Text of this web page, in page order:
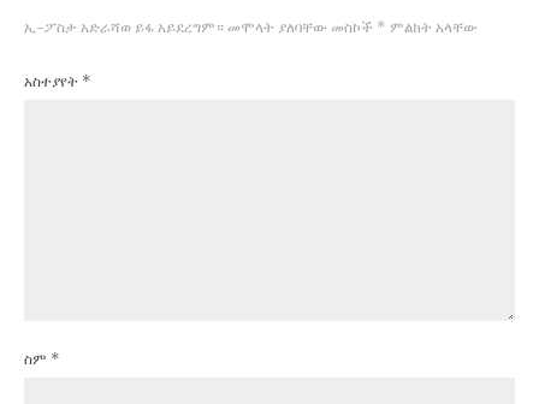
ኢ-ፖስታ አድራሻወ ይፋ አይደረግም። መሞላት ያለባቸው መስኮች * ምልክት አላቸው
አስተያየት *
ስም *